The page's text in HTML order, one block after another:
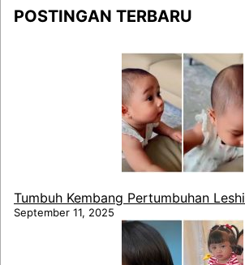
POSTINGAN TERBARU
Tumbuh Kembang Pertumbuhan
September 11, 2025